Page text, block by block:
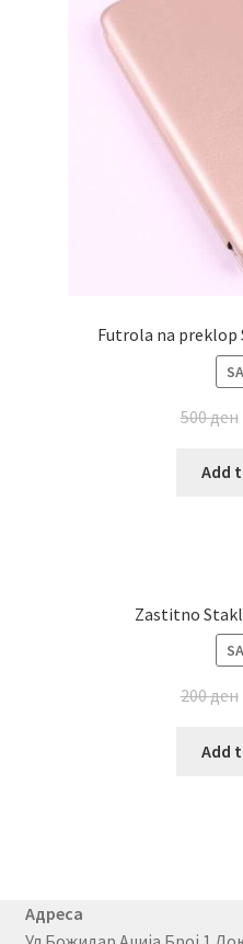
Futrola na preklop
500ден
Add
Zastitno
200ден
Add
Адреса